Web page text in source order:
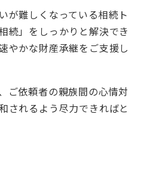
が難しくなっている相続ト
続」をしっかりと解決でき
やかな財産承継をご支援し
ご依頼者の親族間の心情対
されるよう尽力できればと